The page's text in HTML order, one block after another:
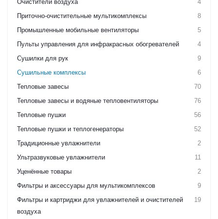
Очистители воздуха
4
Приточно-очистительные мультикомплексы
8
Промышленные мобильные вентиляторы
5
Пульты управления для инфракрасных обогревателей
4
Сушилки для рук
9
Сушильные комплексы
6
Тепловые завесы
70
Тепловые завесы и водяные тепловентиляторы
76
Тепловые пушки
56
Тепловые пушки и теплогенераторы
52
Традиционные увлажнители
2
Ультразвуковые увлажнители
11
Уценённые товары
2
Фильтры и аксессуары для мультикомплексов
9
Фильтры и картриджи для увлажнителей и очистителей
воздуха
19